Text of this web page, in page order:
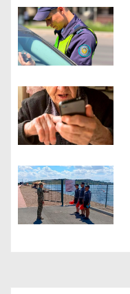
г
а
ц
и
я
п
о
з